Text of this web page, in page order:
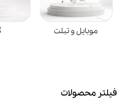
موبایل و تبلت
فیلتر محصولات